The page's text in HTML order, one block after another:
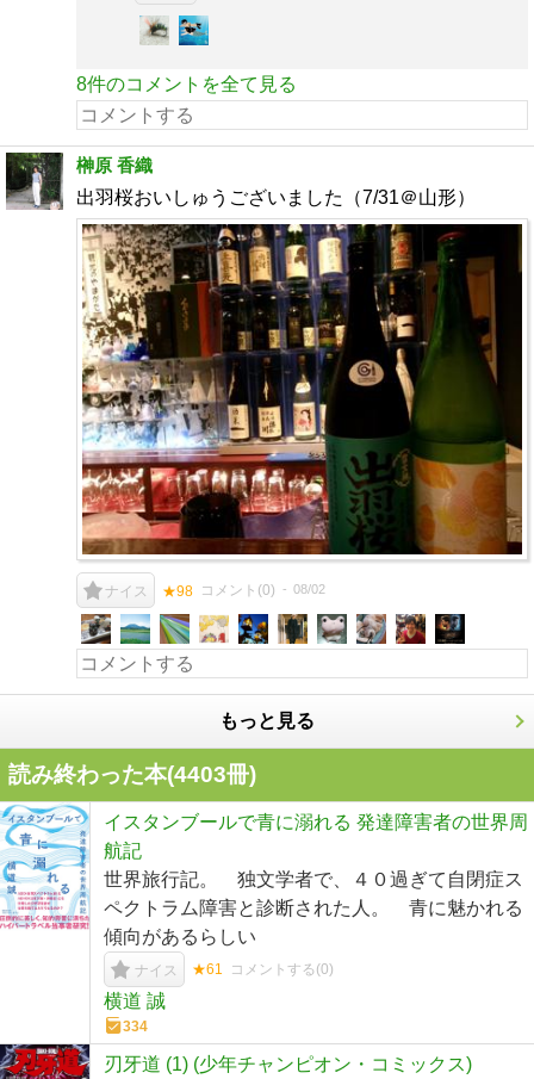
8件のコメントを全て見る
榊原 香織
出羽桜おいしゅうございました（7/31＠山形）
ナイス ★98 コメント(0) 08/02
もっと見る
読み終わった本(4403冊)
イスタンブールで青に溺れる 発達障害者の世界周
航記
世界旅行記。 独文学者で、４０過ぎて自閉症ス
ペクトラム障害と診断された人。 青に魅かれる
傾向があるらしい
ナイス ★61 コメントする(0)
横道 誠
334
刃牙道 (1) (少年チャンピオン・コミックス)